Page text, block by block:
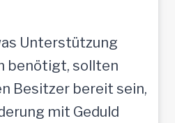
Unterstützung
benötigt, sollten
Besitzer bereit sein,
mit Geduld